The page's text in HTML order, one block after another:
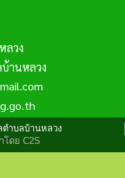
ลวง
านหลวง
ตำบลบ้านหลวง
ดย C2S